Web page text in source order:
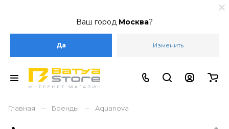
Ваш город Москва?
Да Изменить
Главная – Бренды – Aquanova